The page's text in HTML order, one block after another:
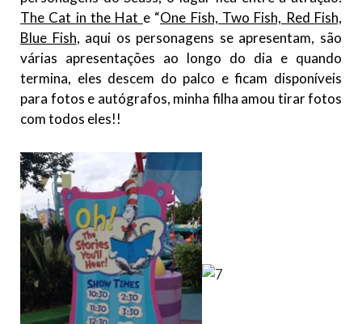
The Cat in the Hat e “One Fish, Two Fish, Red Fish,
Blue Fish, aqui os personagens se apresentam, são
várias apresentações ao longo do dia e quando
termina, eles descem do palco e ficam disponíveis
para fotos e autógrafos, minha filha amou tirar fotos
com todos eles!!